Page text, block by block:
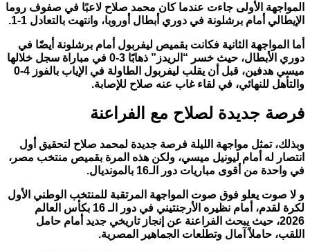
المواجهة الأولى جاءت عندما كان محمد صلاح لاعبًا في صفوف روما
الإيطالي أمام برشلونة في دوري أبطال أوروبا، وانتهت بالتعادل 1-1.
أما المواجهة الثانية فكانت بقميص ليفربول أمام برشلونة أيضًا في
دوري الأبطال، حيث خسر “الريدز” ذهابًا 3-0 في مباراة سجل خلالها
ميسي هدفين، قبل أن يقلب ليفربول الطاولة في الإياب بالفوز 4-0
والتأهل للنهائي، في لقاء غاب عنه صلاح للإصابة.
فرصة جديدة لصلاح مع الفراعنة
وبذلك، تمثل مواجهة الليلة فرصة جديدة لمحمد صلاح لتحقيق أول
انتصار له أمام ليونيل ميسي، ولكن هذه المرة بقميص منتخب مصر،
في واحدة من أقوى مباريات دور الـ16 بالمونديال.
و لا صوت يعلو فوق صوت المواجهة المرتقبة للمنتخب الوطني الأول
لكرة لقدم، أمام نظيره الأرجنتيني في دور الـ 16 بكأس العالم
2026، حيث يبحث الفراعنة عن إنجاز تاريخي جديد أمام حامل
اللقب، حاملاً آمال وتطلعات الجماهير المصرية.